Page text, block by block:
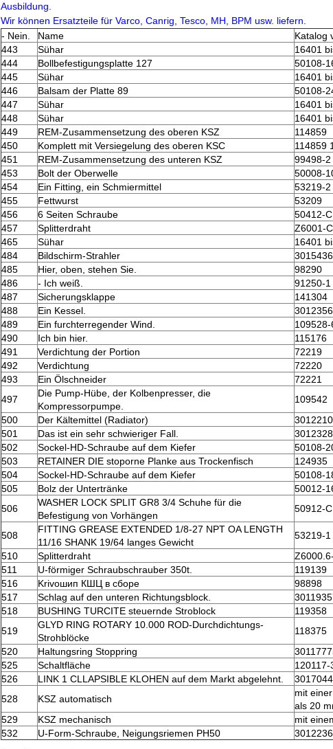
Ausbildung.
Wir können Ersatzteile für Varco, Canrig, Tesco, MH, BPM usw. liefern.
- Nein.
Name
Katalog
443
Sühar
16401
444
Bollbefestigungsplatte 127
50108-
445
Sühar
16401
446
Balsam der Platte 89
50108-
447
Sühar
16401
448
Sühar
16401
449
REM-Zusammensetzung des oberen KSZ
114859
450
Komplett mit Versiegelung des oberen KSC
114859 1
451
REM-Zusammensetzung des unteren KSZ
99498-2
453
Bolt der Oberwelle
50008-
454
Ein Fitting, ein Schmiermittel
53219-2
455
Fettwurst
53209
456
6 Seiten Schraube
50412-C
457
Splitterdraht
Z6001-
465
Sühar
16401
484
Bildschirm-Strahler
485
Hier, oben, stehen Sie.
98290
486
- Ich weiß.
91250-1
487
Sicherungsklappe
141304
488
Ein Kessel.
489
Ein furchterregender Wind.
109528-
490
Ich bin hier.
115176
491
Verdichtung der Portion
72219
492
Verdichtung
72220
493
Ein Ölschneider
72221
497
Die Pump-Hübe, der Kolbenpresser, die
Kompressorpumpe.
109542
500
Der Kältemittel (Radiator)
501
Das ist ein sehr schwieriger Fall.
502
Sockel-HD-Schraube auf dem Kiefer
50108-
503
RETAINER DIE stoporne Planke aus Trockenfisch
124935
504
Sockel-HD-Schraube auf dem Kiefer
50108-
505
Bolz der Untertränke
50012-
506
WASHER LOCK SPLIT GR8 3/4 Schuhe für die
Befestigung von Vorhängen
50912-С
508
FITTING GREASE EXTENDED 1/8-27 NPT OA LENGTH
11/16 SHANK 19/64 langes Gewicht
53219-1
510
Splitterdraht
511
U-förmiger Schraubschrauber 350t.
119139
516
Krivoшип КШЦ в сборе
98898
517
Schlag auf den unteren Richtungsblock.
518
BUSHING TURCITE steuernde Stroblock
119358
519
GLYD RING ROTARY 10.000 ROD-Durchdichtungs-
Strohblöcke
118375
520
Haltungsring Stoppring
525
Schaltfläche
120117-
526
LINK 1 CLLAPSIBLE KLOHEN auf dem Markt abgelehnt.
528
KSZ automatisch
mit
als 20
529
KSZ mechanisch
mit
532
U-Form-Schraube, Neigungsriemen PH50